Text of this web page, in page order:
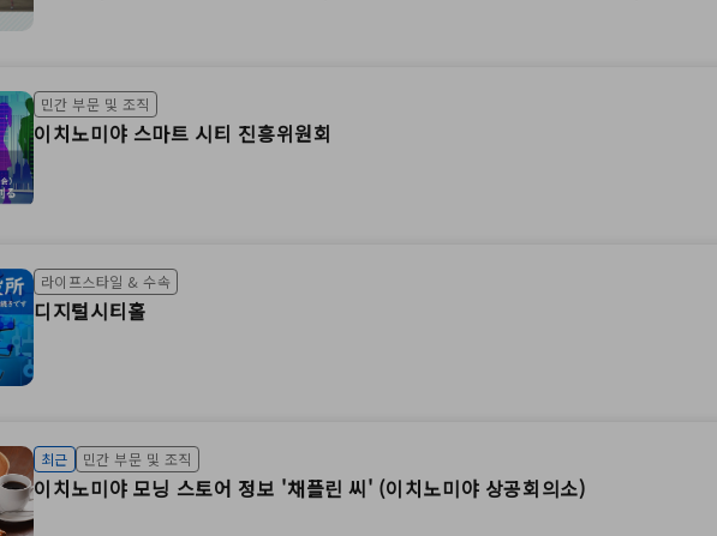
민간 부문 및 조직
이치노미야 스마트 시티 진흥위원회
라이프스타일 & 수속
디지털시티홀
최근 민간 부문 및 조직
이치노미야 모닝 스토어 정보 '채플린 씨' (이치노미야 상공회의소)